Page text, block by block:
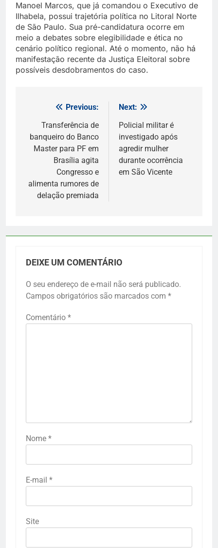
Manoel Marcos, que já comandou o Executivo de
Ilhabela, possui trajetória política no Litoral Norte
de São Paulo. Sua pré-candidatura ocorre em
meio a debates sobre elegibilidade e ética no
cenário político regional. Até o momento, não há
manifestação recente da Justiça Eleitoral sobre
possíveis desdobramentos do caso.
Navegação
Post
Previous:
Transferência de
banqueiro do Banco
Master para PF em
Brasília agita
Congresso e
alimenta rumores de
delação premiada
Next:
Policial militar é
investigado após
agredir mulher
durante ocorrência
em São Vicente
DEIXE UM COMENTÁRIO
O seu endereço de e-mail não será publicado.
Campos obrigatórios são marcados com *
Comentário *
Nome *
E-mail *
Site